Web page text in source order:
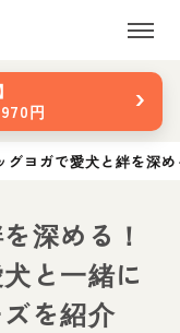
円
›
グヨガで愛犬と絆を深
深める！
と一緒に
を紹介